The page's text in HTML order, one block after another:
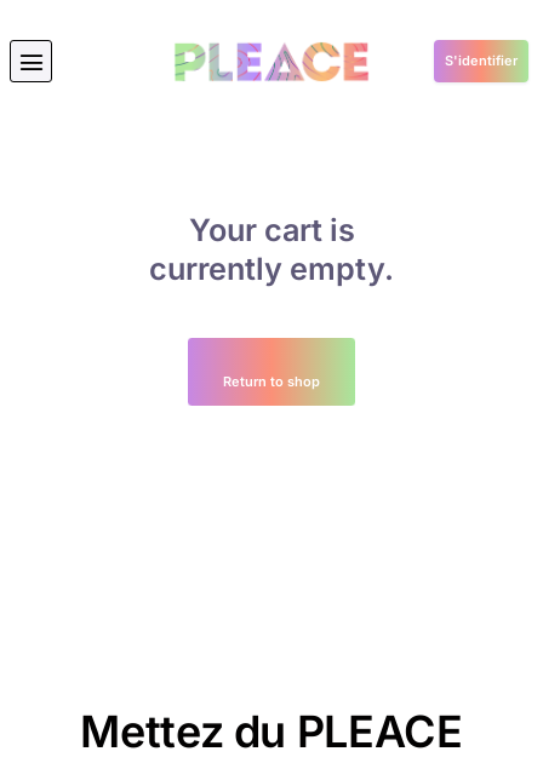
S'identifier
Your cart is
currently empty.
Return to shop
Mettez du PLEACE